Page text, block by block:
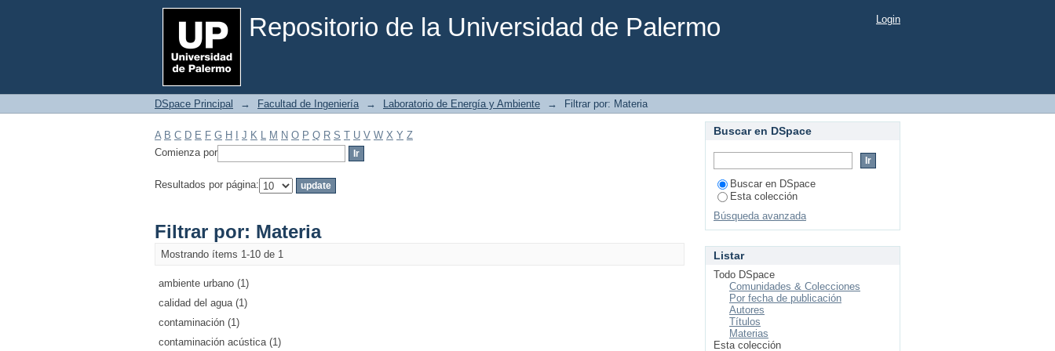
Repositorio de la Universidad de Palermo
Filtrar por: Materia Login
DSpace Principal → Facultad de Ingeniería → Laboratorio de Energía y Ambiente → Filtrar por: Materia
A B C D E F G H J K L M N O P Q R S T U V W X Y Z
Comienza por
Resultados por página:
Filtrar por: Materia
Mostrando ítems 1-10 de 1
ambiente urbano (1)
calidad del agua (1)
contaminación (1)
contaminación acústica (1)
Buscar en DSpace
Buscar en DSpace
Esta colección
Búsqueda avanzada
Listar
Todo DSpace
Comunidades & Colecciones
Por fecha de publicación
Autores
Títulos
Materias
Esta colección